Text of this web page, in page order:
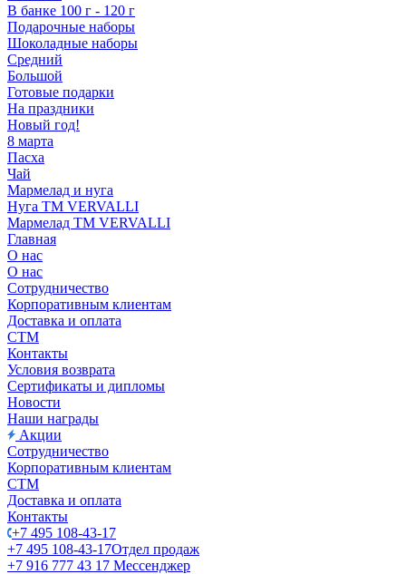
В банке 100 г - 120 г
Подарочные наборы
Шоколадные наборы
Средний
Большой
Готовые подарки
На праздники
Новый год!
8 марта
Пасха
Чай
Мармелад и нуга
Нуга ТМ VERVALLI
Мармелад ТМ VERVALLI
Главная
О нас
О нас
Сотрудничество
Корпоративным клиентам
Доставка и оплата
СТМ
Контакты
Условия возврата
Сертификаты и дипломы
Новости
Наши награды
Акции
Сотрудничество
Корпоративным клиентам
СТМ
Доставка и оплата
Контакты
+7 495 108-43-17
+7 495 108-43-17Отдел продаж
+7 916 777 43 17 Мессенджер